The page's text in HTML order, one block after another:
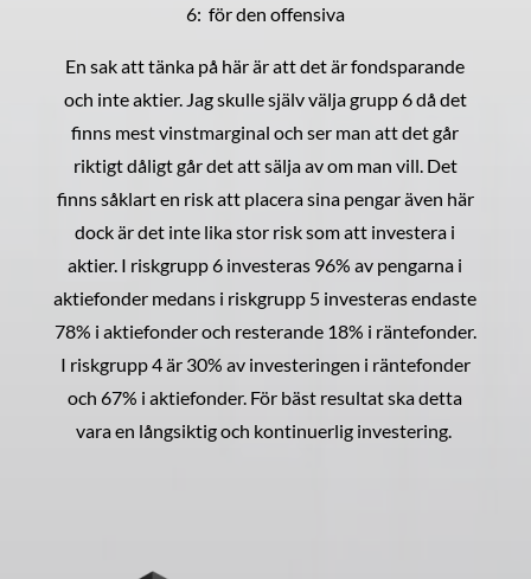
6: för den offensiva
En sak att tänka på här är att det är fondsparande
och inte aktier. Jag skulle själv välja grupp 6 då det
finns mest vinstmarginal och ser man att det går
riktigt dåligt går det att sälja av om man vill. Det
finns såklart en risk att placera sina pengar även här
dock är det inte lika stor risk som att investera i
aktier. I riskgrupp 6 investeras 96% av pengarna i
aktiefonder medans i riskgrupp 5 investeras endaste
78% i aktiefonder och resterande 18% i räntefonder.
I riskgrupp 4 är 30% av investeringen i räntefonder
och 67% i aktiefonder. För bäst resultat ska detta
vara en långsiktig och kontinuerlig investering.